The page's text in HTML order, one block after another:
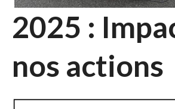
2025 :
nos actions